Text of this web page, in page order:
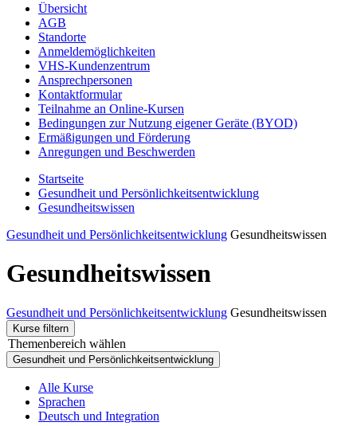
Übersicht
AGB
Standorte
Anmeldemöglichkeiten
VHS-Kundenzentrum
Ansprechpersonen
Kontaktformular
Teilnahme an Online-Kursen
Bedingungen zur Nutzung eigener Geräte (BYOD)
Ermäßigungen und Förderung
Anregungen und Beschwerden
Startseite
Gesundheit und Persönlichkeitsentwicklung
Gesundheitswissen
Gesundheit und Persönlichkeitsentwicklung Gesundheitswissen
Gesundheitswissen
Gesundheit und Persönlichkeitsentwicklung Gesundheitswissen
Kurse filtern
Themenbereich wählen
Gesundheit und Persönlichkeitsentwicklung
Alle Kurse
Sprachen
Deutsch und Integration